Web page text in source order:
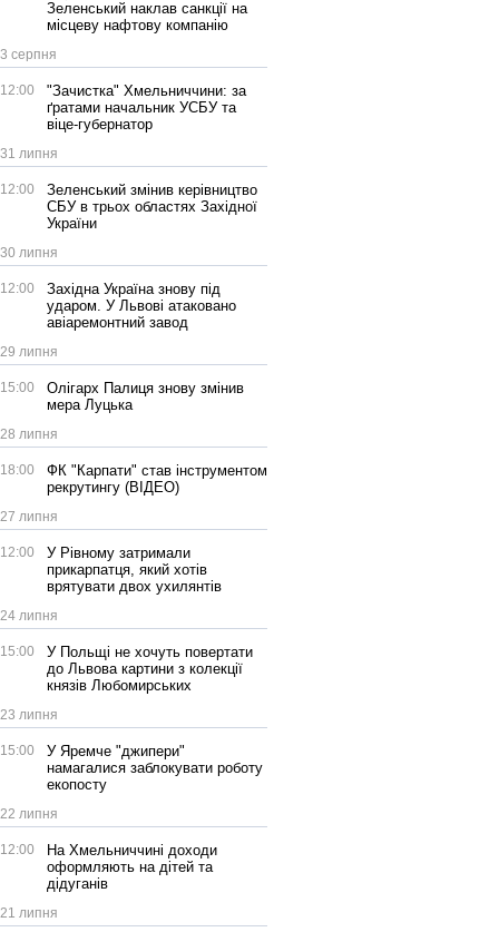
Зеленський наклав санкції на
місцеву нафтову компанію
3 серпня
12:00
"Зачистка" Хмельниччини: за
ґратами начальник УСБУ та
віце-губернатор
31 липня
12:00
Зеленський змінив керівництво
СБУ в трьох областях Західної
України
30 липня
12:00
Західна Україна знову під
ударом. У Львові атаковано
авіаремонтний завод
29 липня
15:00
Олігарх Палиця знову змінив
мера Луцька
28 липня
18:00
ФК "Карпати" став інструментом
рекрутингу (ВІДЕО)
27 липня
12:00
У Рівному затримали
прикарпатця, який хотів
врятувати двох ухилянтів
24 липня
15:00
У Польщі не хочуть повертати
до Львова картини з колекції
князів Любомирських
23 липня
15:00
У Яремче "джипери"
намагалися заблокувати роботу
екопосту
22 липня
12:00
На Хмельниччині доходи
оформляють на дітей та
дідуганів
21 липня